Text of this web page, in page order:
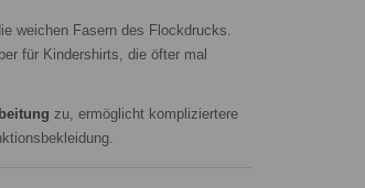
weichen Fasern des Flockdrucks.
für Kindershirts, die öfter mal
zu, ermöglicht kompliziertere